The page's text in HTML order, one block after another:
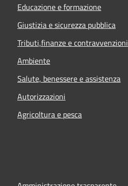
Educazione e formazione
Giustizia e sicurezza pubblica
Tributi,finanze e contravvenzioni
Ambiente
Salute, benessere e assistenza
Autorizzazioni
Agricoltura e pesca